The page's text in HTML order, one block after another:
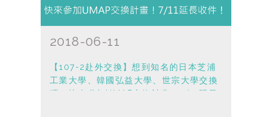
2018-06-11
【107-2赴外交換】想到知名的日本芝浦
工業大學、韓國弘益大學、世宗大學交換
嗎？快來參加UMAP交換計畫！7/11延長